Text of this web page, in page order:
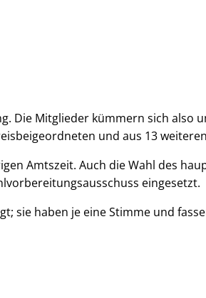
Mitglieder kümmern sich also
und aus 13
Amtszeit. Auch die Wahl des
eingesetzt.
sie haben je eine Stimme und